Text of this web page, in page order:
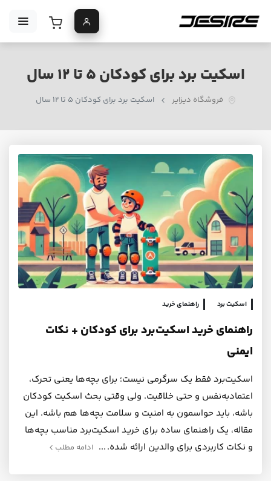
اسکیت برد برای کودکان ۵ تا ۱۲ سال
فروشگاه دیزایر اسکیت برد برای کودکان ۵ تا ۱۲ سال
اسکیت برد راهنمای خرید
راهنمای خرید اسکیت‌برد برای کودکان + نکات
ایمنی
اسکیت‌برد فقط یک سرگرمی نیست؛ برای بچه‌ها یعنی تحرک،
اعتمادبه‌نفس و حتی خلاقیت. ولی وقتی بحث اسکیت کودکان
باشه، باید حواسمون به امنیت و سلامت بچه‌ها هم باشه. این
مقاله، یک راهنمای ساده برای خرید اسکیت‌برد مناسب بچه‌ها
و نکات کاربردی برای والدین ارائه شده.
ادامه مطلب